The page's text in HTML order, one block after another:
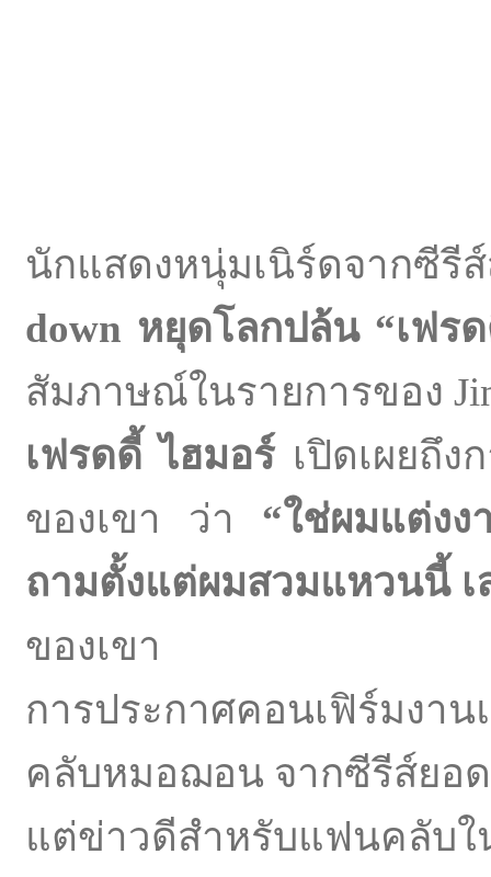
นักแสดงหนุ่มเนิร์ดจากซีรี
down หยุดโลกปล้น “เฟร
สัมภาษณ์ในรายการของ
เฟรดดี้ ไฮมอร์ เปิดเผยถึ
ของเขา ว่า “ใช่ผมแต่ง
ถามตั้งแต่ผมสวมแหวนนี้ เ
ของเขา
การประกาศคอนเฟิร์มงา
คลับหมอฌอน จากซีรีส์ยอ
แต่ข่าวดีสำหรับแฟนคลับ